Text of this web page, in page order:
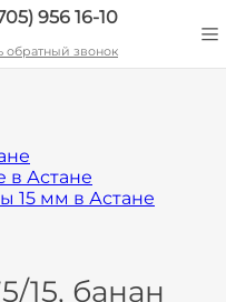
956 16-10
обратный звонок
в Астане
15 мм в Астане
15, банан